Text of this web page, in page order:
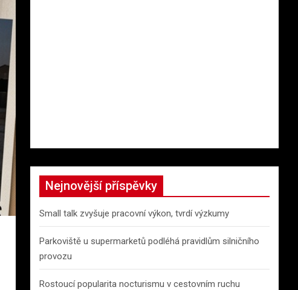
Nejnovější příspěvky
Small talk zvyšuje pracovní výkon, tvrdí výzkumy
Parkoviště u supermarketů podléhá pravidlům silničního
provozu
Rostoucí popularita nocturismu v cestovním ruchu